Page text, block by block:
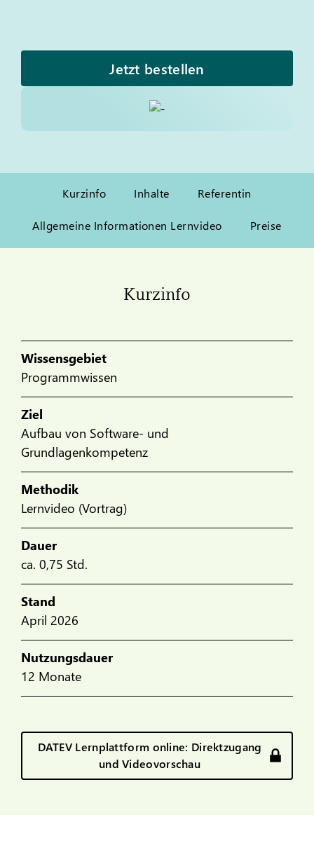
Jetzt bestellen
Kurzinfo Inhalte Referentin
Allgemeine Informationen Lernvideo Preise
Kurzinfo
Wissensgebiet
Programmwissen
Ziel
Aufbau von Software- und
Grundlagenkompetenz
Methodik
Lernvideo (Vortrag)
Dauer
ca. 0,75 Std.
Stand
April 2026
Nutzungsdauer
12 Monate
DATEV Lernplattform online: Direktzugang
und Videovorschau